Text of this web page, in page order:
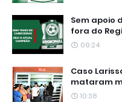
Sem apoio
fora do
09:24
Caso
mataram
10:38